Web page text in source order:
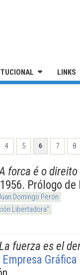
LINKS
4 5 6 7 8
forca é o
Prólogo
Domingo Perón
Libertadora"
fuerza es el
Empresa